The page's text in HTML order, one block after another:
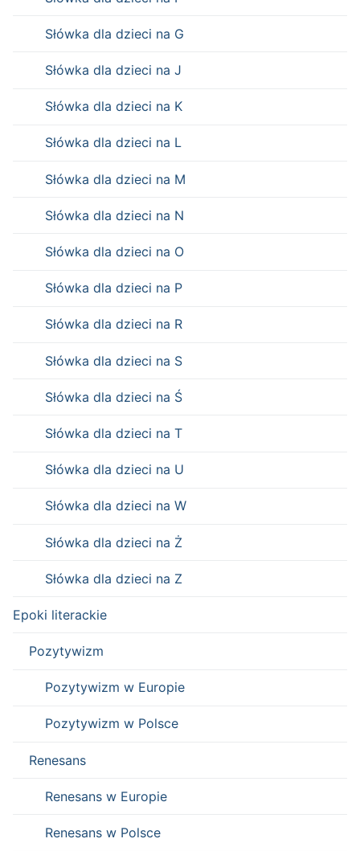
Słówka dla dzieci na G
Słówka dla dzieci na J
Słówka dla dzieci na K
Słówka dla dzieci na L
Słówka dla dzieci na M
Słówka dla dzieci na N
Słówka dla dzieci na O
Słówka dla dzieci na P
Słówka dla dzieci na R
Słówka dla dzieci na S
Słówka dla dzieci na Ś
Słówka dla dzieci na T
Słówka dla dzieci na U
Słówka dla dzieci na W
Słówka dla dzieci na Ż
Słówka dla dzieci na Z
Epoki literackie
Pozytywizm
Pozytywizm w Europie
Pozytywizm w Polsce
Renesans
Renesans w Europie
Renesans w Polsce